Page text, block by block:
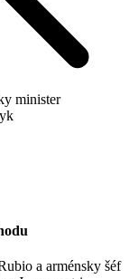
minister
a arménsky šéf